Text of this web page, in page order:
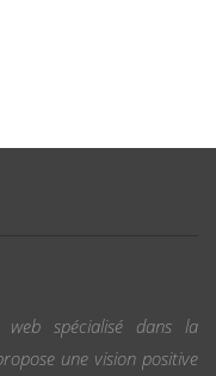
spécialisé dans la
une vision positive